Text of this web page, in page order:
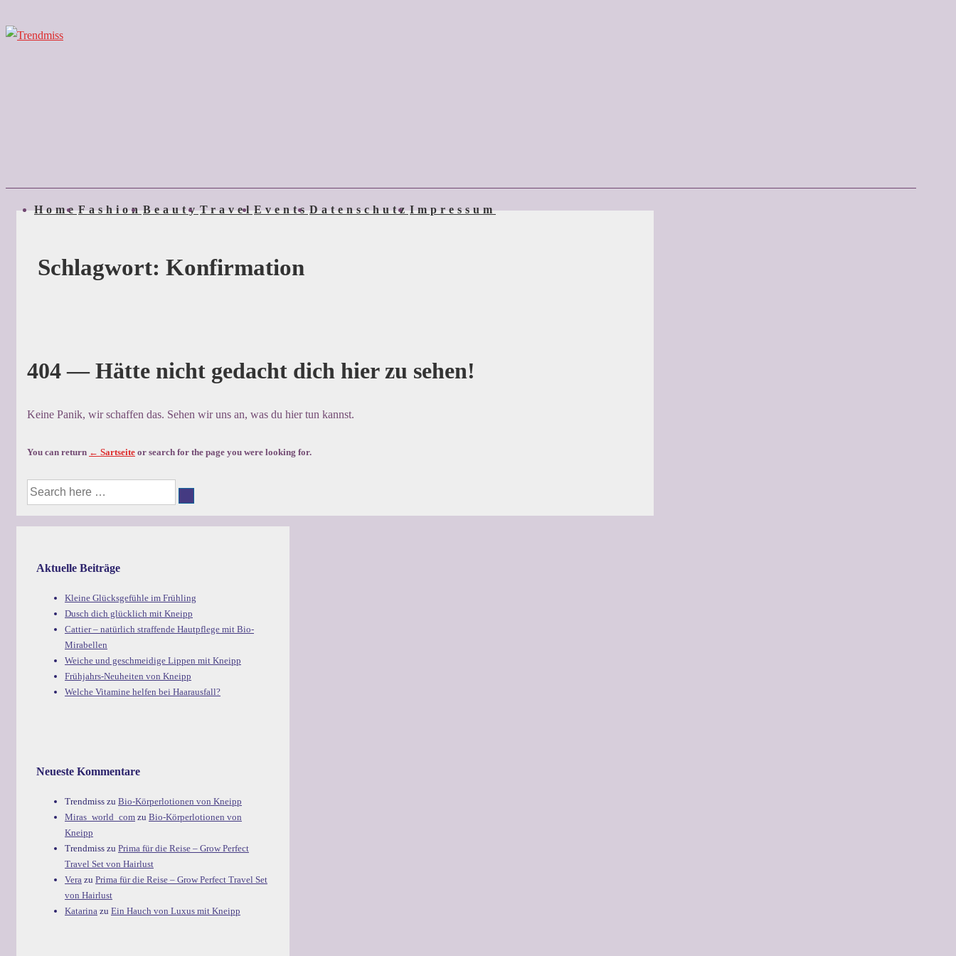
Zum
Navigation
HomeFashionBeautyTravelEventsDatenschutzImpressum
Schlagwort: Konfirmation
404 — Hätte nicht gedacht dich hier zu sehen!
Keine Panik, wir schaffen das. Sehen wir uns an, was du hier tun kannst.
You can return ← Sartseite or search for the page you were looking for.
Suche
nach:
Aktuelle Beiträge
Kleine Glücksgefühle im Frühling
Dusch dich glücklich mit Kneipp
Cattier – natürlich straffende Hautpflege mit Bio-
Mirabellen
Weiche und geschmeidige Lippen mit Kneipp
Frühjahrs-Neuheiten von Kneipp
Welche Vitamine helfen bei Haarausfall?
Neueste Kommentare
Trendmiss zu Bio-Körperlotionen von Kneipp
Miras_world_com zu Bio-Körperlotionen von
Kneipp
Trendmiss zu Prima für die Reise – Grow Perfect
Travel Set von Hairlust
Vera zu Prima für die Reise – Grow Perfect Travel Set
von Hairlust
Katarina zu Ein Hauch von Luxus mit Kneipp